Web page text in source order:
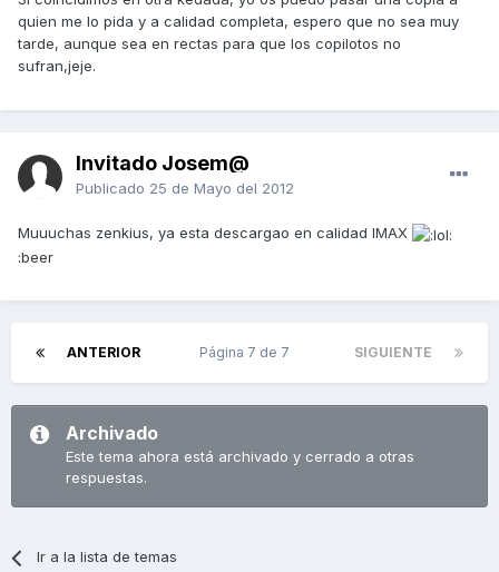
quien me lo pida y a calidad completa, espero que no sea muy
tarde, aunque sea en rectas para que los copilotos no
sufran,jeje.
Invitado Josem@
Publicado 25 de Mayo del 2012
Muuuchas zenkius, ya esta descargao en calidad IMAX
:beer
ANTERIOR SIGUIENTE
Página 7 de 7
Archivado
Este tema ahora está archivado y cerrado a otras
respuestas.
Ir a la lista de temas